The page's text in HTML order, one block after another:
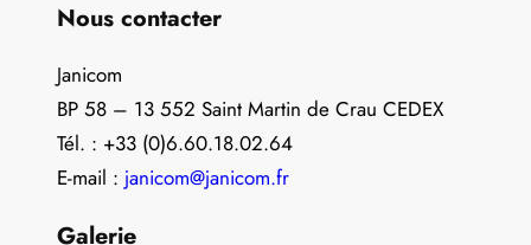
Nous contacter
Janicom
BP 58 – 13 552 Saint Martin de Crau CEDEX
Tél. : +33 (0)6.60.18.02.64
E-mail : janicom@janicom.fr
Galerie